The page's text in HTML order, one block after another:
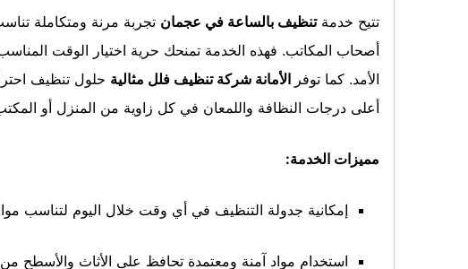
تتيح خدمةتنظيف بالساعة في عجمان تجربة مرنة ومتكاملة
أصحاب المكاتب. فهذه الخدمة تمنحك حرية اختيار الوقت
الأمد. كما توفر الأمانة شركة تنظيف فلل مثالية حلول تنظيف
أعلى درجات النظافة واللمعان في كل زاوية من المنزل أو
مميزات الخدمة:
إمكانية جدولة التنظيف في أي وقت خلال اليوم لتناسب
استخدام مواد آمنة ومعتمدة تحافظ على الأثاث والأسطح